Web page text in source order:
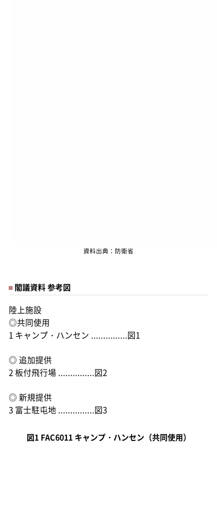
資料出典：防衛省
閣議資料 参考図
陸上施設
◎共同使用
1 キャンプ・ハンセン ...............図1
◎ 追加提供
2 板付飛行場 ...............図2
◎ 新規提供
3 富士駐屯地 ...............図3
図1 FAC6011 キャンプ・ハンセン（共同使用）